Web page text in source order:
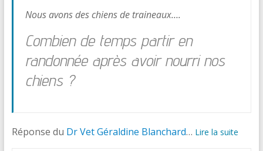
Nous avons des chiens de traineaux….
Combien de temps partir en
randonnée après avoir nourri nos
chiens ?
Réponse du Dr Vet Géraldine Blanchard… Lire la suite